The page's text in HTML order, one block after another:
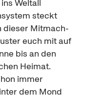
Weltall
steckt
dieser Mitmach-
euch mit auf
bis an den
Heimat.
immer
dem Mond